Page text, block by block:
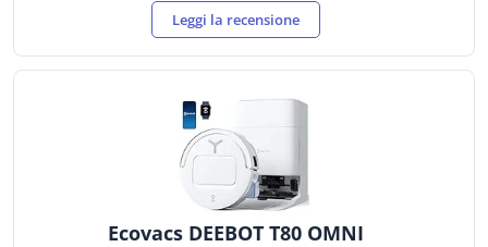
Leggi la recensione
Ecovacs DEEBOT T80 OMNI